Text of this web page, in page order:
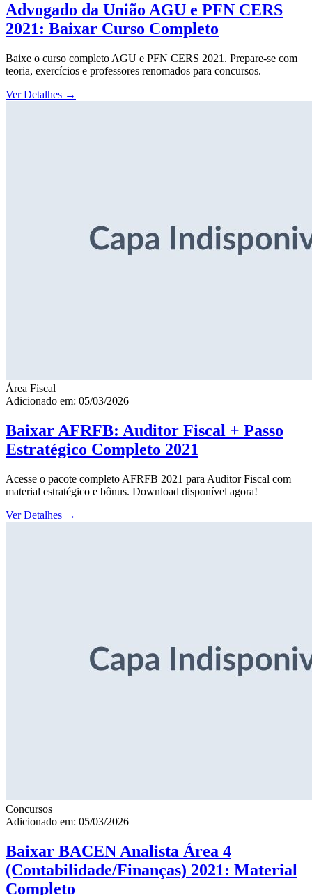
Advogado da União AGU e PFN CERS
2021: Baixar Curso Completo
Baixe o curso completo AGU e PFN CERS 2021. Prepare-se com
teoria, exercícios e professores renomados para concursos.
Ver Detalhes →
Área Fiscal
Adicionado em: 05/03/2026
Baixar AFRFB: Auditor Fiscal + Passo
Estratégico Completo 2021
Acesse o pacote completo AFRFB 2021 para Auditor Fiscal com
material estratégico e bônus. Download disponível agora!
Ver Detalhes →
Concursos
Adicionado em: 05/03/2026
Baixar BACEN Analista Área 4
(Contabilidade/Finanças) 2021: Material
Completo